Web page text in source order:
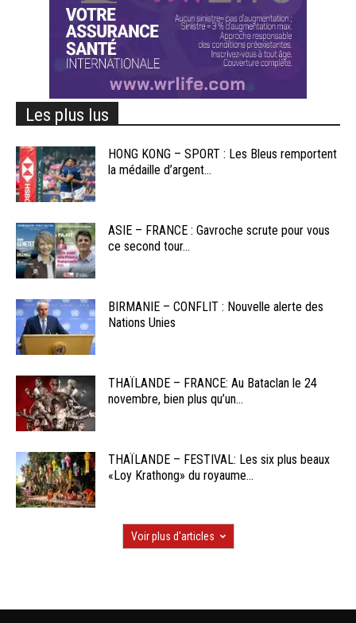
Les plus lus
HONG KONG – SPORT : Les Bleus remportent
la médaille d’argent...
ASIE – FRANCE : Gavroche scrute pour vous
ce second tour...
BIRMANIE – CONFLIT : Nouvelle alerte des
Nations Unies
THAÏLANDE – FRANCE: Au Bataclan le 24
novembre, bien plus qu’un...
THAÏLANDE – FESTIVAL: Les six plus beaux
«Loy Krathong» du royaume...
Voir plus d'articles